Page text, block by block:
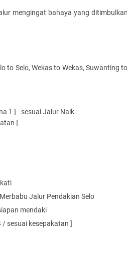
mengingat bahaya yang
to Selo, Wekas to Wekas, Suwanting
1 ] - sesuai Jalur Naik
]
Jalur Pendakian Selo
mendaki
sesuai kesepakatan ]